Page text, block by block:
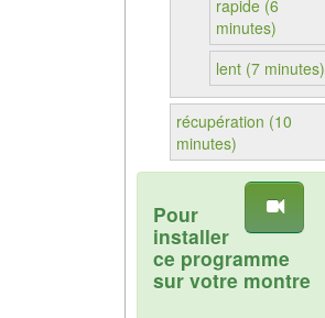
rapide (6
minutes)
lent (7 minutes)
récupération (10
minutes)
Pour
installer
ce programme
sur votre montre